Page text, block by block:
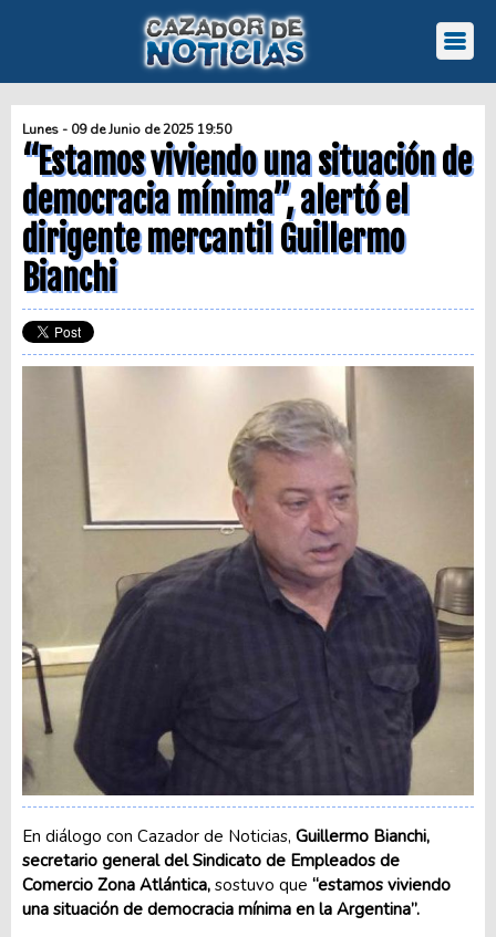
Lunes - 09 de Junio de 2025 19:50
“Estamos viviendo una situación de
democracia mínima”, alertó el
dirigente mercantil Guillermo
Bianchi
En diálogo con Cazador de Noticias, Guillermo Bianchi,
secretario general del Sindicato de Empleados de
Comercio Zona Atlántica, sostuvo que “estamos viviendo
una situación de democracia mínima en la Argentina”.